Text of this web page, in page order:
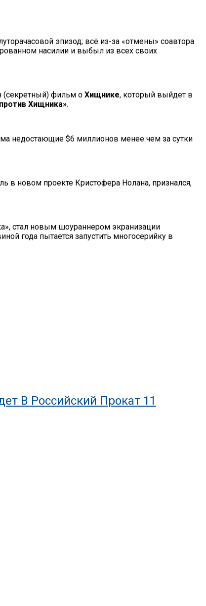
эпизод; всё из-за «отмены» соавтора
насилии и выбыл из всех своих
(секретный) фильм о Хищнике, который выйдет в
Хищника».
недостающие $6 миллионов менее чем за сутки
в новом проекте Кристофера Нолана, признался,
стал новым шоураннером экранизации
года пытается запустить многосерийку в
В Российский Прокат 11